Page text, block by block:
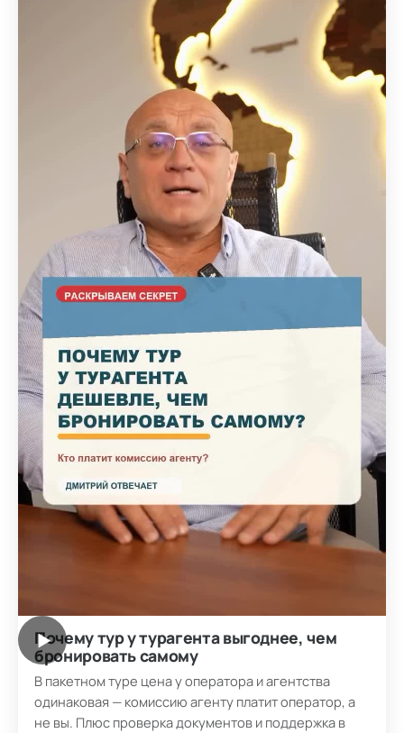
▶
Почему тур у турагента выгоднее, чем
бронировать самому
В пакетном туре цена у оператора и агентства
одинаковая — комиссию агенту платит оператор, а
не вы. Плюс проверка документов и поддержка в